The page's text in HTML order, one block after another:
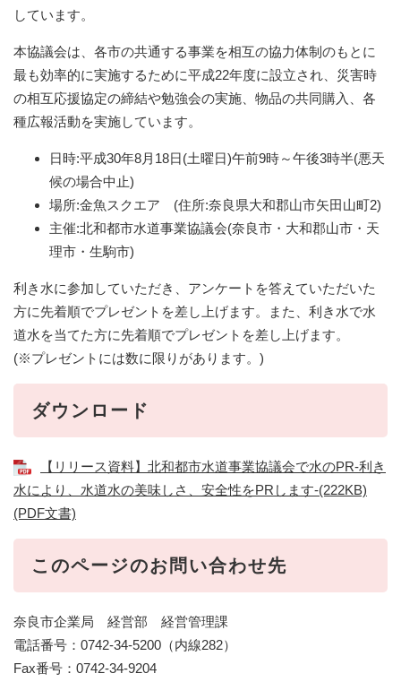
しています。
本協議会は、各市の共通する事業を相互の協力体制のもとに
最も効率的に実施するために平成22年度に設立され、災害時
の相互応援協定の締結や勉強会の実施、物品の共同購入、各
種広報活動を実施しています。
日時:平成30年8月18日(土曜日)午前9時～午後3時半(悪天
候の場合中止)
場所:金魚スクエア (住所:奈良県大和郡山市矢田山町2)
主催:北和都市水道事業協議会(奈良市・大和郡山市・天
理市・生駒市)
利き水に参加していただき、アンケートを答えていただいた
方に先着順でプレゼントを差し上げます。また、利き水で水
道水を当てた方に先着順でプレゼントを差し上げます。
(※プレゼントには数に限りがあります。)
ダウンロード
【リリース資料】北和都市水道事業協議会で水のPR-利き
水により、水道水の美味しさ、安全性をPRします-(222KB)
(PDF文書)
このページのお問い合わせ先
奈良市企業局 経営部 経営管理課
電話番号：0742-34-5200（内線282）
Fax番号：0742-34-9204